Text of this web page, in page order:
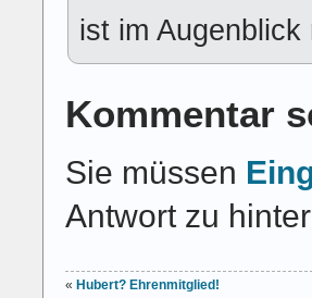
ist im
Kommentar
Sie müssen
Antwort zu
« Hubert? Ehrenmitglied!